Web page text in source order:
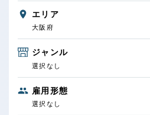
エリア
大阪府
ジャンル
選択なし
雇用形態
選択なし